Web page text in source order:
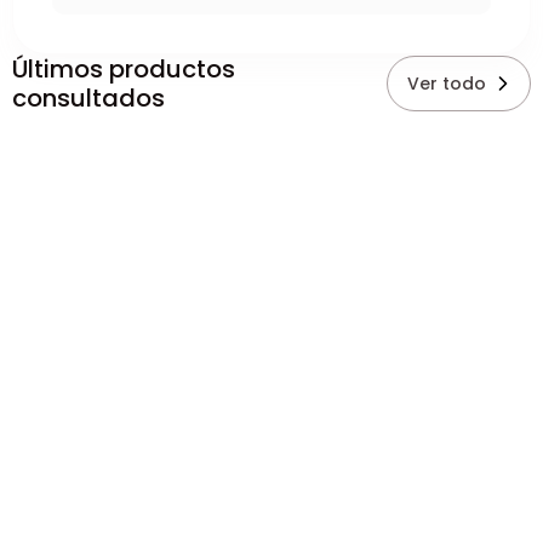
Últimos productos
consultados
Ver todo